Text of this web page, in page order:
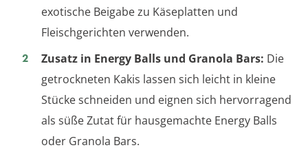
exotische Beigabe zu Käseplatten und
Fleischgerichten verwenden.
Zusatz in Energy Balls und Granola Bars: Die
getrockneten Kakis lassen sich leicht in kleine
Stücke schneiden und eignen sich hervorragend
als süße Zutat für hausgemachte Energy Balls
oder Granola Bars.